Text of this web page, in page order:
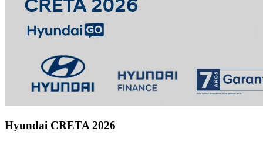
Hyundai CRETA 2026